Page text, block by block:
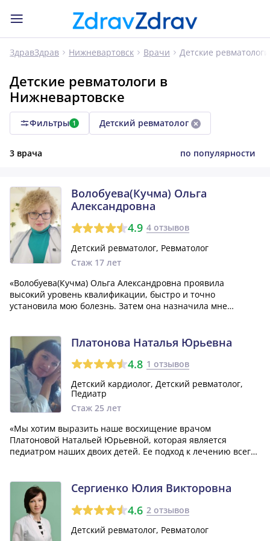
ЗдравЗдрав Нижневартовск Врачи Детские ревматологи
Детские ревматологи в
Нижневартовске
Фильтры 1 Детский ревматолог
3 врача по популярности
Волобуева(Кучма) Ольга
Александровна
4.9 4 отзывов
Детский ревматолог, Ревматолог
Стаж 17 лет
«Волобуева(Кучма) Ольга Александровна проявила
высокий уровень квалификации, быстро и точно
установила мою болезнь. Затем она назначила мне
просто помогла мне справиться с текущим состояни...»
Платонова Наталья Юрьевна
4.8 1 отзывов
Детский кардиолог, Детский ревматолог,
Педиатр
Стаж 25 лет
«Мы хотим выразить наше восхищение врачом
Платоновой Натальей Юрьевной, которая является
педиатром наших двоих детей. Ее подход к лечению всегда
наши дети чувствуют себя здоровыми и счастливы...»
Сергиенко Юлия Викторовна
4.6 2 отзывов
Детский ревматолог, Ревматолог